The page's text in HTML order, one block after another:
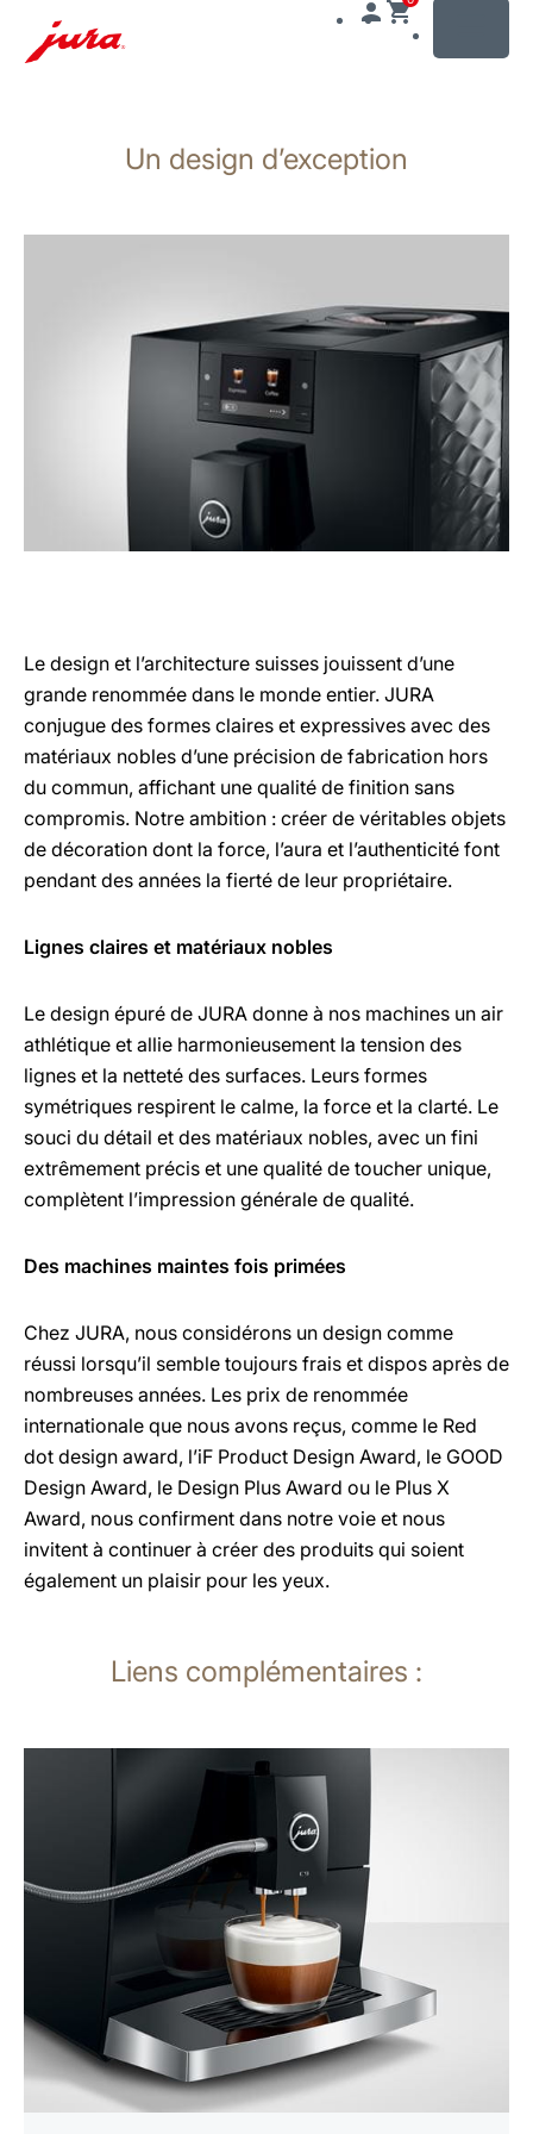
recherche
Un design d’exception
Le design et l’architecture suisses jouissent d’une
grande renommée dans le monde entier. JURA
conjugue des formes claires et expressives avec des
matériaux nobles d’une précision de fabrication hors
du commun, affichant une qualité de finition sans
compromis. Notre ambition : créer de véritables objets
de décoration dont la force, l’aura et l’authenticité font
pendant des années la fierté de leur propriétaire.
Lignes claires et matériaux nobles
Le design épuré de JURA donne à nos machines un air
athlétique et allie harmonieusement la tension des
lignes et la netteté des surfaces. Leurs formes
symétriques respirent le calme, la force et la clarté. Le
souci du détail et des matériaux nobles, avec un fini
extrêmement précis et une qualité de toucher unique,
complètent l’impression générale de qualité.
Des machines maintes fois primées
Chez JURA, nous considérons un design comme
réussi lorsqu’il semble toujours frais et dispos après de
nombreuses années. Les prix de renommée
internationale que nous avons reçus, comme le Red
dot design award, l’iF Product Design Award, le GOOD
Design Award, le Design Plus Award ou le Plus X
Award, nous confirment dans notre voie et nous
invitent à continuer à créer des produits qui soient
également un plaisir pour les yeux.
Liens complémentaires :